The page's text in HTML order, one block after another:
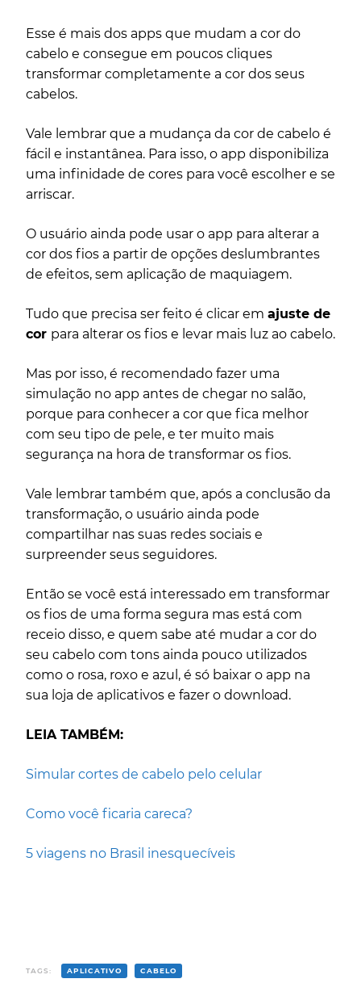
Esse é mais dos apps que mudam a cor do
cabelo e consegue em poucos cliques
transformar completamente a cor dos seus
cabelos.
Vale lembrar que a mudança da cor de cabelo é
fácil e instantânea. Para isso, o app disponibiliza
uma infinidade de cores para você escolher e se
arriscar.
O usuário ainda pode usar o app para alterar a
cor dos fios a partir de opções deslumbrantes
de efeitos, sem aplicação de maquiagem.
Tudo que precisa ser feito é clicar em ajuste de
cor para alterar os fios e levar mais luz ao cabelo.
Mas por isso, é recomendado fazer uma
simulação no app antes de chegar no salão,
porque para conhecer a cor que fica melhor
com seu tipo de pele, e ter muito mais
segurança na hora de transformar os fios.
Vale lembrar também que, após a conclusão da
transformação, o usuário ainda pode
compartilhar nas suas redes sociais e
surpreender seus seguidores.
Então se você está interessado em transformar
os fios de uma forma segura mas está com
receio disso, e quem sabe até mudar a cor do
seu cabelo com tons ainda pouco utilizados
como o rosa, roxo e azul, é só baixar o app na
sua loja de aplicativos e fazer o download.
LEIA TAMBÉM:
Simular cortes de cabelo pelo celular
Como você ficaria careca?
5 viagens no Brasil inesquecíveis
TAGS: APLICATIVO CABELO